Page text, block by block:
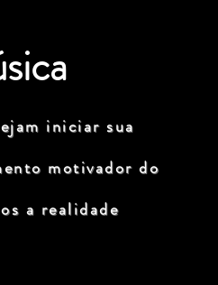
iniciar sua
motivador do
a realidade